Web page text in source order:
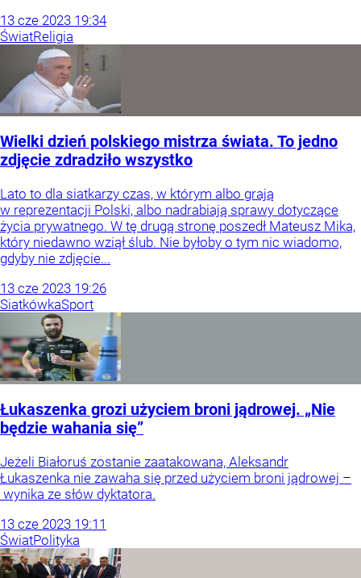
13 cze 2023 19:34
ŚwiatReligia
Wielki dzień polskiego mistrza świata. To jedno
zdjęcie zdradziło wszystko
Lato to dla siatkarzy czas, w którym albo grają
w reprezentacji Polski, albo nadrabiają sprawy dotyczące
życia prywatnego. W tę drugą stronę poszedł Mateusz Mika,
który niedawno wziął ślub. Nie byłoby o tym nic wiadomo,
gdyby nie zdjęcie...
13 cze 2023 19:26
SiatkówkaSport
Łukaszenka grozi użyciem broni jądrowej. „Nie
będzie wahania się”
Jeżeli Białoruś zostanie zaatakowana, Aleksandr
Łukaszenka nie zawaha się przed użyciem broni jądrowej –
wynika ze słów dyktatora.
13 cze 2023 19:11
ŚwiatPolityka